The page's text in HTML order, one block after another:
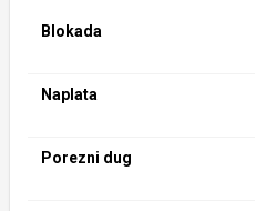
Blokada
Naplata
Porezni dug